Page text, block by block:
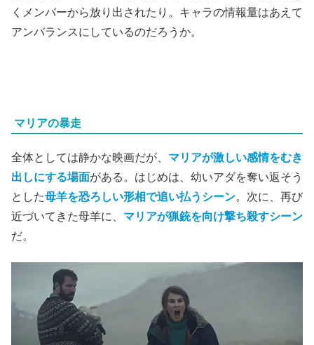
くメンバーから放り出されたり。キャラの情報量はあえて
アンバランスにしているのだろうか。
マリアの暴走
全体としては静かな映画だが、 マリアが激しい感情をむき
出しにする場面がある。はじめは、幼いアダを奪い返そう
とした母羊を恐ろしい形相で追い払うシーン。次に、再び
近づいてきた母羊に、 マリアが猟銃を向け撃ち殺すシーン
だ。